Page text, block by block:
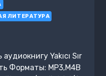
ЛИТЕРАТУРА
Yakıcı Sır
Форматы: MP3,M4B